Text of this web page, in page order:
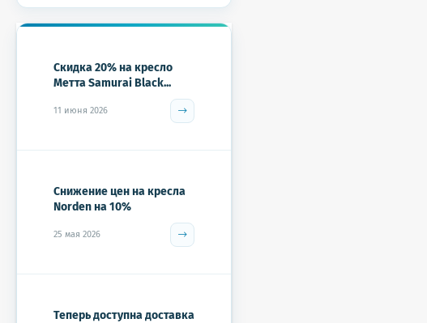
Скидка 20% на кресло
Метта Samurai Black...
11 июня 2026
Снижение цен на кресла
Norden на 10%
25 мая 2026
Теперь доступна доставка